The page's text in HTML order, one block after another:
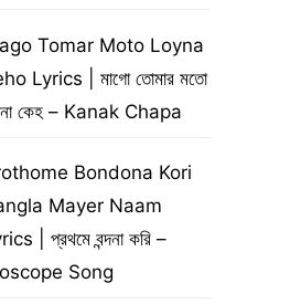
Tomar Moto Loyna
Lyrics | মাগো তোমার মতো
কেহ – Kanak Chapa
Bondona Kori
Mayer Naam
| প্রথমে বন্দনা করি –
Song